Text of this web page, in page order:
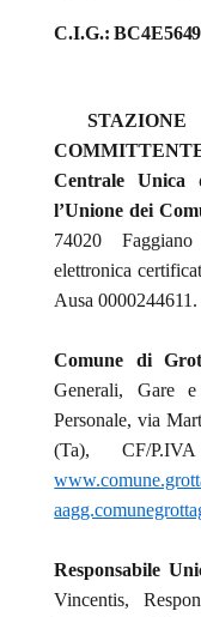
C.I.G.:
Centrale Unica
l’Unione dei
74020
elettronica
Ausa 0000244611.
Comune di
Generali, Gare
Personale, via
(Ta), CF/
Responsabile
Vincentis,